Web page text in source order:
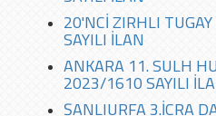
20'NCİ ZIRHLI
SAYILI İLAN
ANKARA 11. SULH
2023/1610 SAYILI
ŞANLIURFA 3.İCRA